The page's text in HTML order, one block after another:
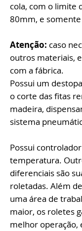
cola, com o limite
80mm, e
Atenção: caso
outros materiais,
com a fábrica.
Possui um
o corte das fitas
madeira,
sistema
Possui
temperatura.
diferenciais são
roletadas. Além
uma área de
maior, os roletes
melhor operação,